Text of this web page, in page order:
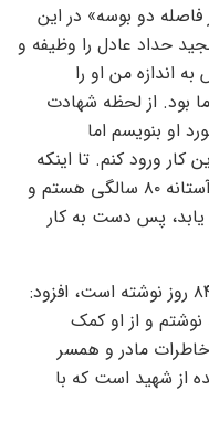
دو بوسه» در این
حداد عادل را وظیفه و
اندازه من او را
بود. از لحظه شهادت
او بنویسم اما
کار ورود کنم. تا اینکه
دو سال پیش به خود نهیب زدم که در آستانه ۸۰ سالگی هستم و
پس دست به کار
وی با بیان اینکه این کتاب را در مدت ۸۴ روز نوشته است، افزود:
و از او کمک
مادر و همسر
از شهید است که با